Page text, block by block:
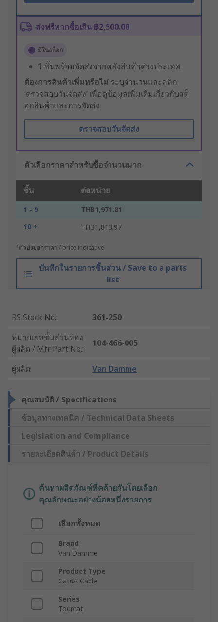
ส่งฟรีหากซื้อเกิน ฿2,500.00
มีในสต็อก
1 ชิ้นพร้อมจัดส่งจากคลังสินค้าต่างประเทศ
ต้องการสินค้าเพิ่มหรือไม่ ระบุจำนวนและคลิก
‘ตรวจสอบวันจัดส่ง’ เพื่อดูข้อมูลเพิ่มเติมเกี่ยวกับสต็
อกสินค้าและการจัดส่ง
ตรวจสอบวันจัดส่ง
ตัวเลือกราคาสำหรับซื้อจำนวนมาก
ชิ้น ต่อหน่วย
1 - 9
THB1,971.81
10 +
THB1,813.97
*ตัวบ่งบอกราคา / price indicative
บันทึกในรายการชิ้นส่วน / Save to a parts
list
RS Stock No.:
361-250
หมายเลขชิ้นส่วนของ
ผู้ผลิต / Mfr. Part No.:
104-466-005
ผู้ผลิต: Van Damme
คุณสมบัติ / Specifications
ข้อมูลทางเทคนิค / Technical Data Sheets
Legislation and Compliance
รายละเอียดสินค้า / Product Details
ค้นหาผลิตภัณฑ์ที่คล้ายกันโดยเลือก
คุณลักษณะอย่างน้อยหนึ่งรายการ
เลือกทั้งหมด
Brand
Van Damme
Product Type
Cat6A Cable
Series
Tourcat